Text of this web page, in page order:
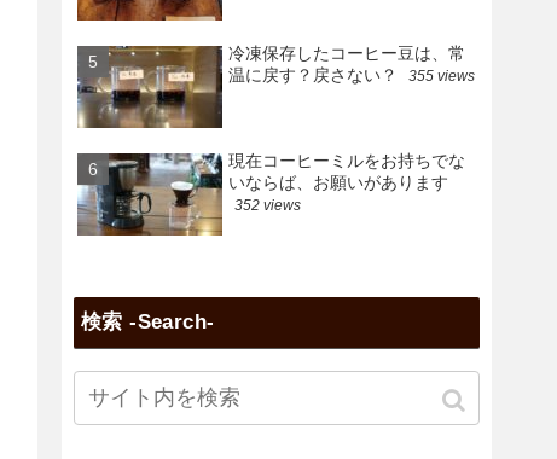
冷凍保存したコーヒー豆は、常
温に戻す？戻さない？
355 views
現在コーヒーミルをお持ちでな
いならば、お願いがあります
352 views
検索 -Search-